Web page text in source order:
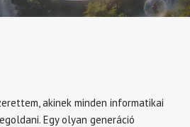
akinek minden informatikai
Egy olyan generáció